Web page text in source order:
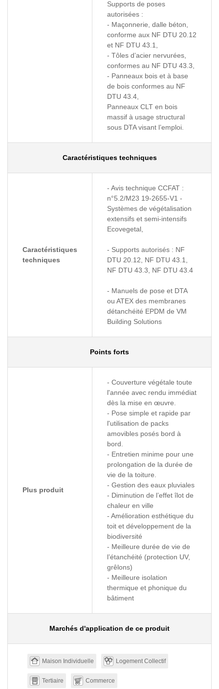
Supports de poses
autorisées :
- Maçonnerie, dalle béton,
conforme aux NF DTU 20.12
et NF DTU 43.1,
- Tôles d’acier nervurées,
conformes au NF DTU 43.3,
- Panneaux bois et à base
de bois conformes au NF
DTU 43.4,
Panneaux CLT en bois
massif à usage structural
sous DTA visant l’emploi.
Caractéristiques techniques
Caractéristiques
techniques
- Avis technique CCFAT :
n°5.2/M23 19-2655-V1 -
Systèmes de végétalisation
extensifs et semi-intensifs
Ecovegetal,
- Supports autorisés : NF
DTU 20.12, NF DTU 43.1,
NF DTU 43.3, NF DTU 43.4
- Manuels de pose et DTA
ou ATEX des membranes
détanchéité EPDM de VM
Building Solutions
Points forts
Plus produit
- Couverture végétale toute
l'année avec rendu immédiat
dès la mise en œuvre.
- Pose simple et rapide par
l'utilisation de packs
amovibles posés bord à
bord.
- Entretien minime pour une
prolongation de la durée de
vie de la toiture.
- Gestion des eaux pluviales
- Diminution de l’effet îlot de
chaleur en ville
- Amélioration esthétique du
toit et développement de la
biodiversité
- Meilleure durée de vie de
l’étanchéité (protection UV,
grêlons)
- Meilleure isolation
thermique et phonique du
bâtiment
Marchés d'application de ce produit
Maison Individuelle Logement Collectif
Tertiaire Commerce